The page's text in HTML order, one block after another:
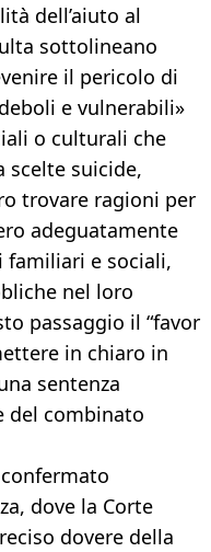
dell’aiuto al
sottolineano
il pericolo di
e vulnerabili»
o culturali che
scelte suicide,
trovare ragioni per
adeguatamente
e sociali,
nel loro
passaggio il “favor
in chiaro in
sentenza
del combinato
dove la Corte
dovere della